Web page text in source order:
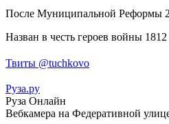
После Муниципальной Реформы
Назван в честь героев войны 1812
Твиты @tuchkovo
Руза.ру
Руза Онлайн
Вебкамера на Федеративной